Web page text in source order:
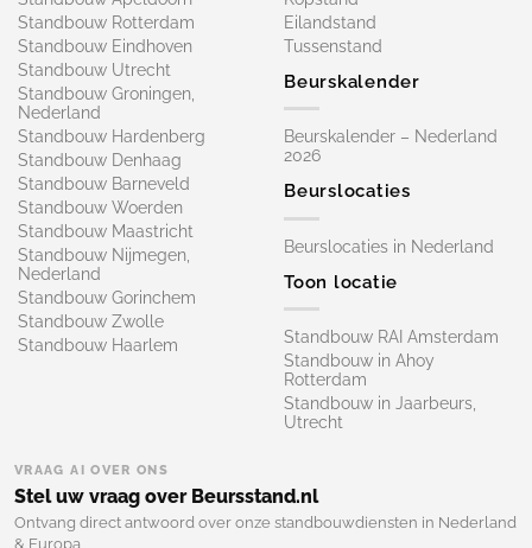
Standbouw Rotterdam
Standbouw Eindhoven
Standbouw Utrecht
Standbouw Groningen,
Nederland
Standbouw Hardenberg
Standbouw Denhaag
Standbouw Barneveld
Standbouw Woerden
Standbouw Maastricht
Standbouw Nijmegen,
Nederland
Standbouw Gorinchem
Standbouw Zwolle
Standbouw Haarlem
Eilandstand
Tussenstand
Beurskalender
Beurskalender – Nederland
2026
Beurslocaties
Beurslocaties in Nederland
Toon locatie
Standbouw RAI Amsterdam
Standbouw in Ahoy
Rotterdam
Standbouw in Jaarbeurs,
Utrecht
VRAAG AI OVER ONS
Stel uw vraag over Beursstand.nl
Ontvang direct antwoord over onze standbouwdiensten in Nederland
& Europa